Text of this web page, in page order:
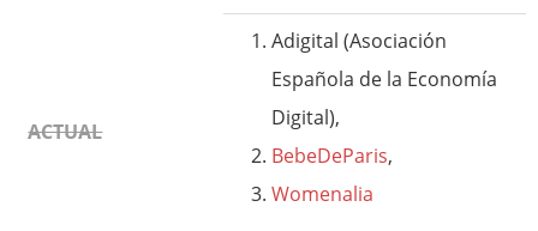
ACTUAL
Adigital (Asociación
Española de la Economía
Digital),
BebeDeParis,
Womenalia